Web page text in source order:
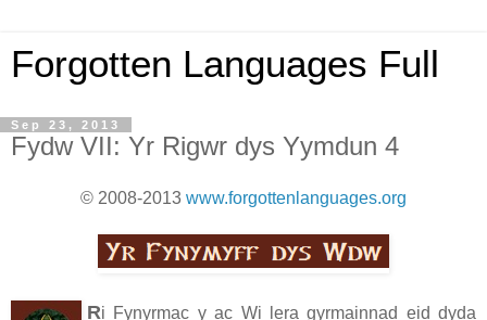
Forgotten Languages Full
Sep 23, 2013
Fydw VII: Yr Rigwr dys Yymdun 4
© 2008-2013 www.forgottenlanguages.org
Ri Fynyrmac y ac Wi lera gyrmainnad eid dyda